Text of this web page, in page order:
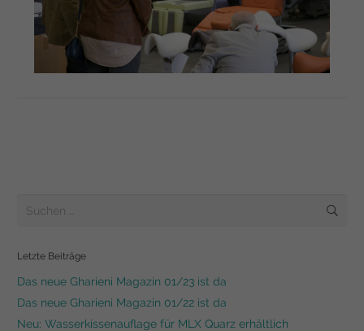
Suchen
Letzte Beiträge
Das neue Gharieni Magazin 01/23 ist da
Das neue Gharieni Magazin 01/22 ist da
Neu: Wasserkissenauflage für MLX Quarz erhältlich